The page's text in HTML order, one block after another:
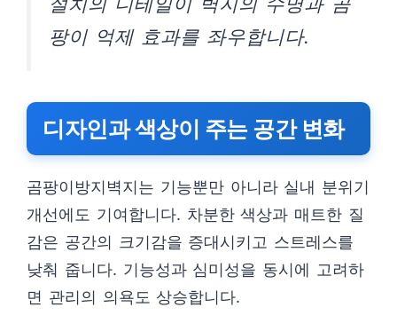
팡이 억제 효과를 좌우합니다.
디자인과 색상이 주는 공간 변화
곰팡이방지벽지는 기능뿐만 아니라 실내 분위기
개선에도 기여합니다. 차분한 색상과 매트한 질
감은 공간의 크기감을 증대시키고 스트레스를
낮춰 줍니다. 기능성과 심미성을 동시에 고려하
면 관리의 의욕도 상승합니다.